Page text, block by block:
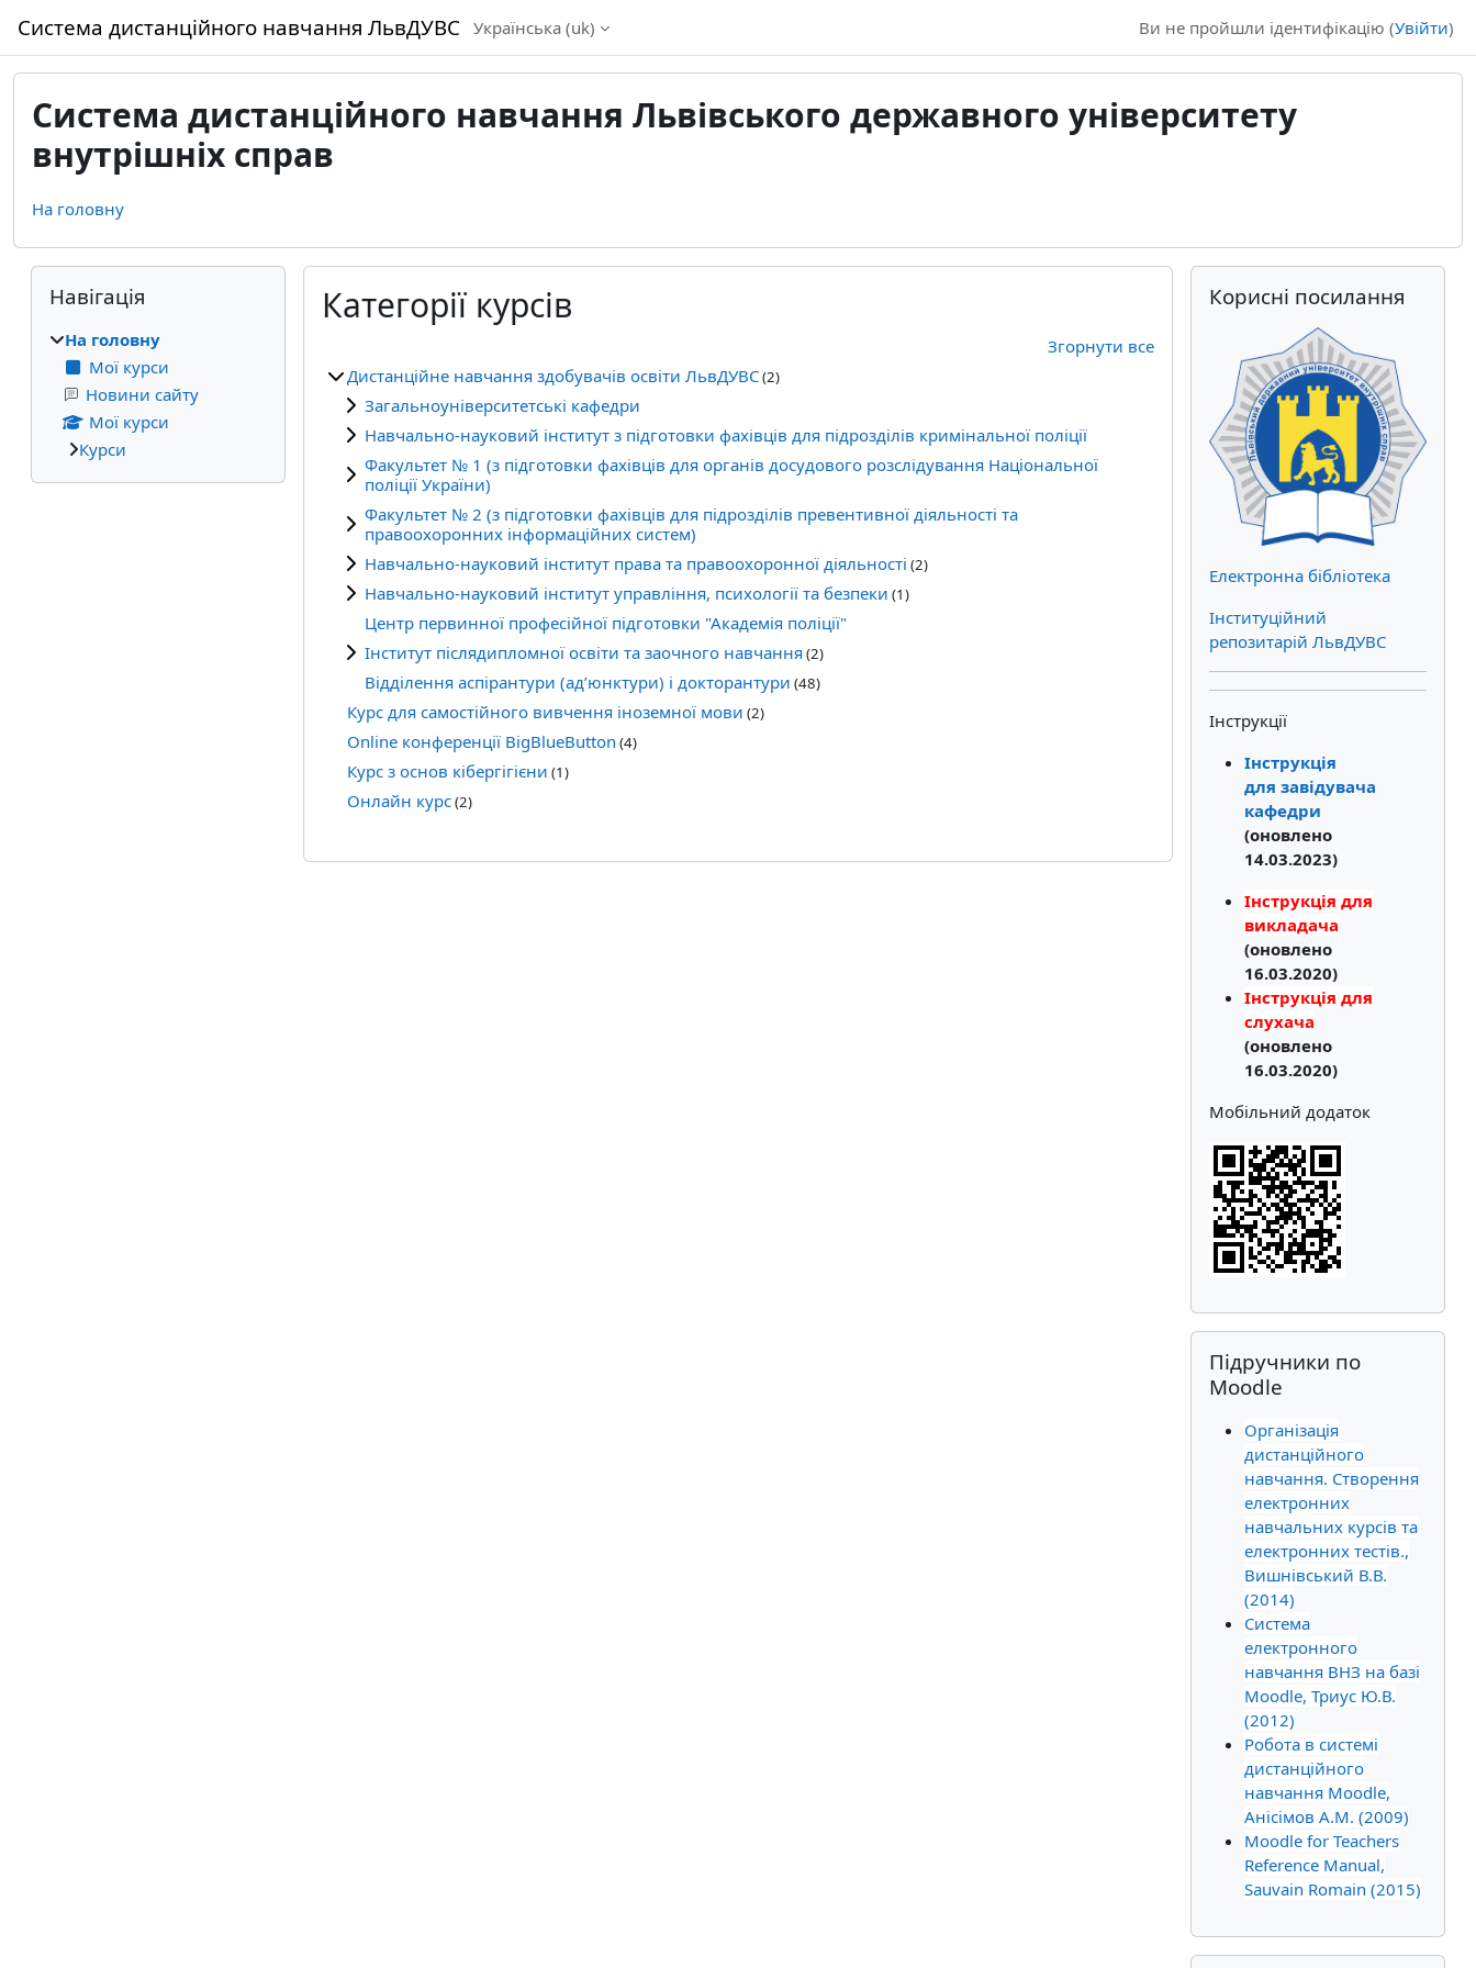
Система дистанційного навчання ЛьвДУВС Українська ‎(uk)‎ Ви не пройшли ідентифікацію (Увійти)
Система дистанційного навчання Львівського державного університету
внутрішніх справ
На головну
Категорії курсів
Згорнути все
Дистанційне навчання здобувачів освіти ЛьвДУВС(2)
Загальноуніверситетські кафедри
Навчально-науковий інститут з підготовки фахівців для підрозділів кримінальної поліції
Факультет № 1 (з підготовки фахівців для органів досудового розслідування Національної
поліції України)
Факультет № 2 (з підготовки фахівців для підрозділів превентивної діяльності та
правоохоронних інформаційних систем)
Навчально-науковий інститут права та правоохоронної діяльності (2)
Навчально-науковий інститут управління, психології та безпеки (1)
Центр первинної професійної підготовки "Академія поліції"
Інститут післядипломної освіти та заочного навчання(2)
Відділення аспірантури (ад’юнктури) і докторантури (48)
Курс для самостійного вивчення іноземної мови (2)
Online конференції BigBlueButton (4)
Курс з основ кібергігієни (1)
Онлайн курс(2)
Блоки
Пропустити Навігація
Навігація
На головну
Мої курси
Новини сайту
Мої курси
Курси
Додаткові блоки
Пропустити Корисні посилання
Корисні посилання
Електронна бібліотека
Інституційний
репозитарій ЛьвДУВС
Інструкції
Інструкція
для завідувача
кафедри
(оновлено
14.03.2023)
Інструкція для
викладача
(оновлено
16.03.2020)
Інструкція для
слухача
(оновлено
16.03.2020)
Мобільний додаток
Пропустити Підручники по Moodle
Підручники по
Moodle
Організація
дистанційного
навчання. Створення
електронних
навчальних курсів та
електронних тестів.,
Вишнівський В.В.
(2014)
Система
електронного
навчання ВНЗ на базі
Moodle, Триус Ю.В.
(2012)
Робота в системі
дистанційного
навчання Moodle,
Анісімов А.М. (2009)
Moodle for Teachers
Reference Manual,
Sauvain Romain (2015)